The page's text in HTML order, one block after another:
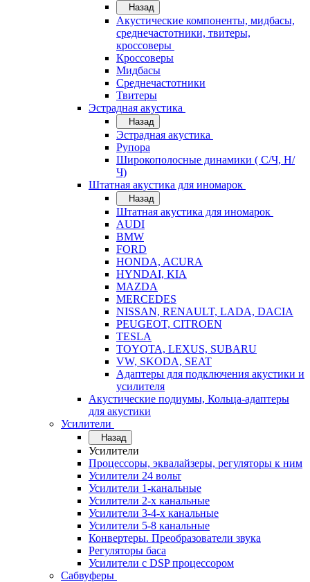
Назад
Акустические компоненты, мидбасы,
среднечастотники, твитеры,
кроссоверы
Кроссоверы
Мидбасы
Среднечастотники
Твитеры
Эстрадная акустика
Назад
Эстрадная акустика
Рупора
Широкополосные динамики ( С/Ч, Н/
Ч)
Штатная акустика для иномарок
Назад
Штатная акустика для иномарок
AUDI
BMW
FORD
HONDA, ACURA
HYNDAI, KIA
MAZDA
MERCEDES
NISSAN, RENAULT, LADA, DACIA
PEUGEOT, CITROEN
TESLA
TOYOTA, LEXUS, SUBARU
VW, SKODA, SEAT
Адаптеры для подключения акустики и
усилителя
Акустические подиумы, Кольца-адаптеры
для акустики
Усилители
Назад
Усилители
Процессоры, эквалайзеры, регуляторы к ним
Усилители 24 вольт
Усилители 1-канальные
Усилители 2-х канальные
Усилители 3-4-х канальные
Усилители 5-8 канальные
Конвертеры. Преобразователи звука
Регуляторы баса
Усилители с DSP процессором
Сабвуферы